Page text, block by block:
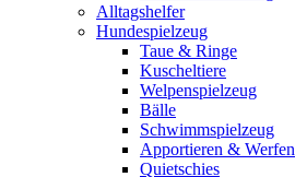
Alltagshelfer
Hundespielzeug
Taue & Ringe
Kuscheltiere
Welpenspielzeug
Bälle
Schwimmspielzeug
Apportieren & Werfen
Quietschies